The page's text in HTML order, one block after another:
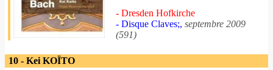
- Dresden Hofkirche
- Disque Claves;, septembre 2009
(591)
10 - Kei KOÏTO